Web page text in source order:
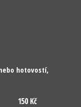
hotovostí,
150 Kč